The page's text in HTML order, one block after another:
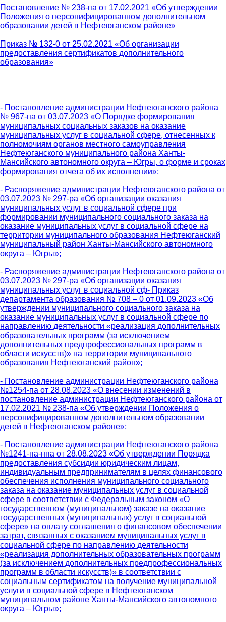
Постановление № 238-па от 17.02.2021 «Об утверждении
Положения о персонифицированном дополнительном
образовании детей в Нефтеюганском районе»
Приказ № 132-0 от 25.02.2021 «Об организации
предоставления сертификатов дополнительного
образования»
- Постановление администрации Нефтеюганского района
№ 967-па от 03.07.2023 «О Порядке формирования
муниципальных социальных заказов на оказание
муниципальных услуг в социальной сфере, отнесенных к
полномочиям органов местного самоуправления
Нефтеюганского муниципального района Ханты-
Мансийского автономного округа – Югры, о форме и сроках
формирования отчета об их исполнении»;
- Распоряжение администрации Нефтеюганского района от
03.07.2023 № 297-ра «Об организации оказания
муниципальных услуг в социальной сфере при
формировании муниципального социального заказа на
оказание муниципальных услуг в социальной сфере на
территории муниципального образования Нефтеюганский
муниципальный район Ханты-Мансийского автономного
округа – Югры»;
- Распоряжение администрации Нефтеюганского района от
03.07.2023 № 297-ра «Об организации оказания
муниципальных услуг в социальной сф- Приказ
департамента образования № 708 – 0 от 01.09.2023 «Об
утверждении муниципального социального заказа на
оказание муниципальных услуг в социальной сфере по
направлению деятельности «реализация дополнительных
образовательных программ (за исключением
дополнительных предпрофессиональных программ в
области искусств)» на территории муниципального
образования Нефтеюганский район»;
- Постановление администрации Нефтеюганского района
№1254-па от 28.08.2023 «О внесении изменений в
постановление администрации Нефтеюганского района от
17.02.2021 № 238-па «Об утверждении Положения о
персонифицированном дополнительном образовании
детей в Нефтеюганском районе»;
- Постановление администрации Нефтеюганского района
№1241-па-нпа от 28.08.2023 «Об утверждении Порядка
предоставления субсидии юридическим лицам,
индивидуальным предпринимателям в целях финансового
обеспечения исполнения муниципального социального
заказа на оказание муниципальных услуг в социальной
сфере в соответствии с Федеральным законом «О
государственном (муниципальном) заказе на оказание
государственных (муниципальных) услуг в социальной
сфере» на оплату соглашения о финансовом обеспечении
затрат, связанных с оказанием муниципальных услуг в
социальной сфере по направлению деятельности
«реализация дополнительных образовательных программ
(за исключением дополнительных предпрофессиональных
программ в области искусств)» в соответствии с
социальным сертификатом на получение муниципальной
услуги в социальной сфере в Нефтеюганском
муниципальном районе Ханты-Мансийского автономного
округа – Югры»;